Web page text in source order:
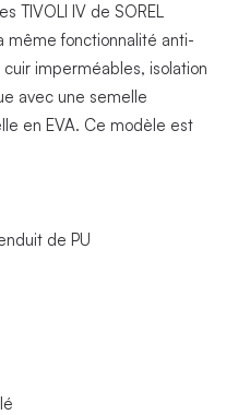
TIVOLI IV de SOREL
même fonctionnalité anti-
imperméables, isolation
avec une semelle
en EVA. Ce modèle est
de PU